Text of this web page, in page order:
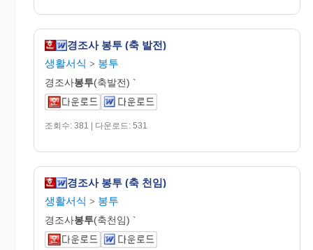
경조사 봉투 (축 발전)
생활서식 > 봉투
경조사봉투(축발전) `
조회수: 381 | 다운로드: 531
경조사 봉투 (축 천임)
생활서식 > 봉투
경조사봉투(축천임) `